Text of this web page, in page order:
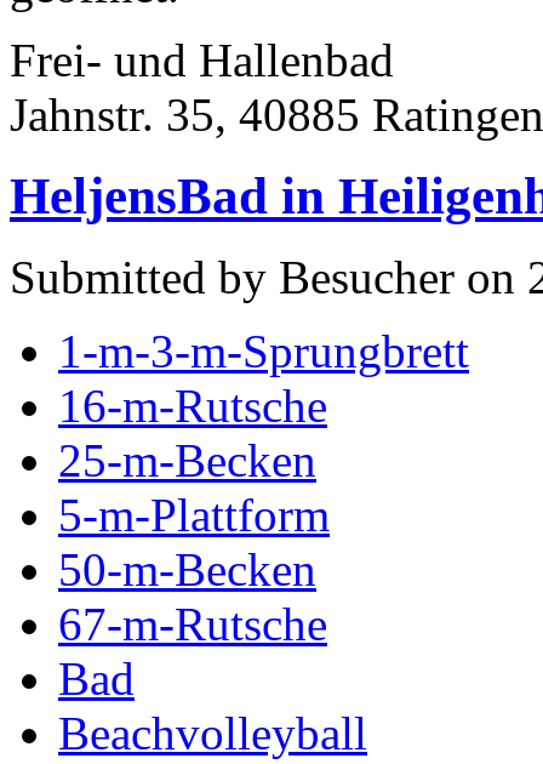
Frei- und Hallenbad
Jahnstr. 35, 40885 Ratingen
HeljensBad in
Submitted by Besucher on
1-m-3-m-Sprungbrett
16-m-Rutsche
25-m-Becken
5-m-Plattform
50-m-Becken
67-m-Rutsche
Bad
Beachvolleyball